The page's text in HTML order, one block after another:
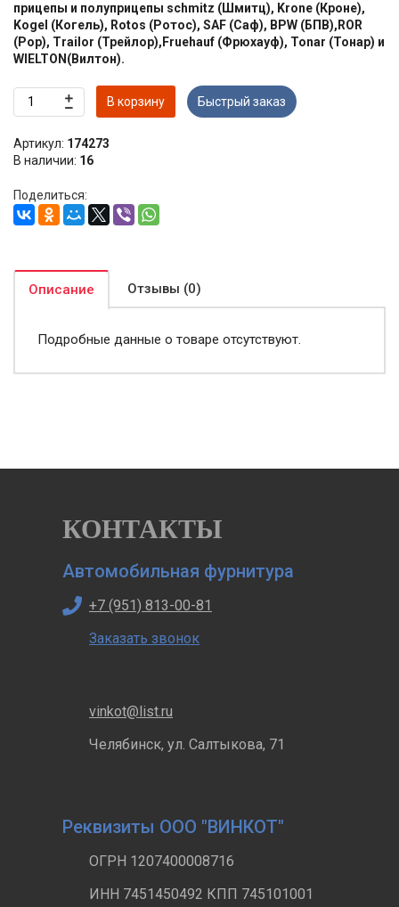
прицепы и полуприцепы schmitz (Шмитц), Krone (Кроне),
Kogel (Когель), Rotos (Ротос), SAF (Саф), BPW (БПВ),ROR
(Рор), Trailor (Трейлор),Fruehauf (Фрюхауф), Tonar (Тонар) и
WIELTON(Вилтон).
В корзину Быстрый заказ
Артикул: 174273
В наличии: 16
Поделиться:
Описание Отзывы (0)
Подробные данные о товаре отсутствуют.
КОНТАКТЫ
Автомобильная фурнитура
+7 (951) 813-00-81
Заказать звонок
vinkot@list.ru
Челябинск, ул. Салтыкова, 71
Реквизиты ООО "ВИНКОТ"
ОГРН 1207400008716
ИНН 7451450492 КПП 745101001